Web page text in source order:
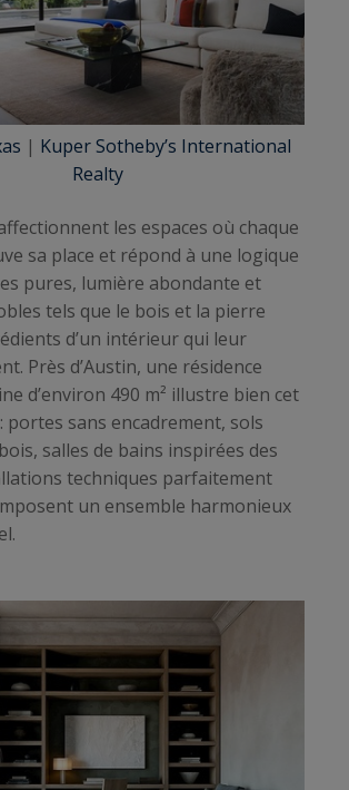
| Kuper Sotheby’s International
Realty
les espaces où chaque
sa place et répond à une logique
pures, lumière abondante et
tels que le bois et la pierre
d’un intérieur qui leur
Près d’Austin, une résidence
d’environ 490 m² illustre bien cet
portes sans encadrement, sols
salles de bains inspirées des
techniques parfaitement
un ensemble harmonieux